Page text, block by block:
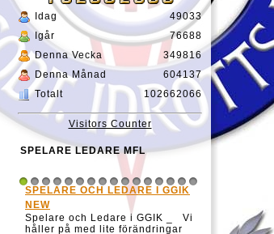
Idag
Igår
Denna Vecka
Denna Månad
Totalt
49033
76688
349816
604137
102662066
Visitors Counter
SPELARE LEDARE MFL
1 2 3 4 5 6 7 8 9 1011 1213141516
SPELARE OCH LEDARE I GGIK
Spelare och Ledare i GGIK _ Vi
håller på med lite förändringar
när det gäller presentatione...
ELIAS LINDHOLM